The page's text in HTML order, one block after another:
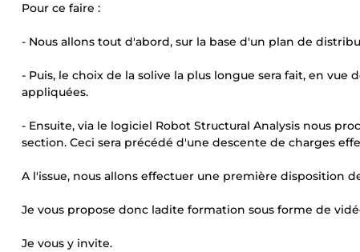
Pour ce faire :
- Nous allons tout d'abord, sur la base d'un plan de
- Puis, le choix de la solive la plus longue sera fait, en
appliquées.
- Ensuite, via le logiciel Robot Structural Analysis nous
section. Ceci sera précédé d'une descente de charges
A l'issue, nous allons effectuer une première disposition
Je vous propose donc ladite formation sous forme de
Je vous y invite.